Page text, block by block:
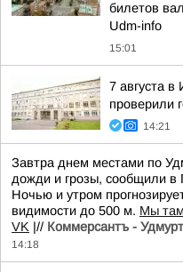
билетов
Udm-info
15:01
7 августа
проверили
14:21
Завтра днем местами по
дожди и грозы, сообщили в
Ночью и утром
видимости до 500 м. Мы
VK |// Коммерсантъ -
14:18